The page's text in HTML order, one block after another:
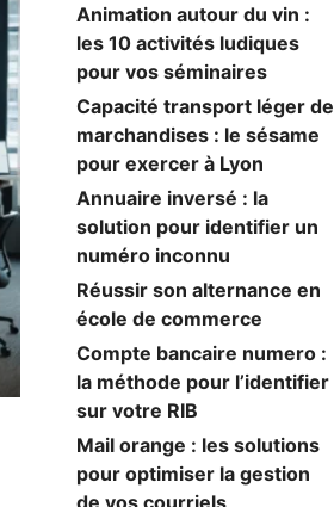
Animation autour du vin :
les 10 activités ludiques
pour vos séminaires
Capacité transport léger de
marchandises : le sésame
pour exercer à Lyon
Annuaire inversé : la
solution pour identifier un
numéro inconnu
Réussir son alternance en
école de commerce
Compte bancaire numero :
la méthode pour l’identifier
sur votre RIB
Mail orange : les solutions
pour optimiser la gestion
de vos courriels